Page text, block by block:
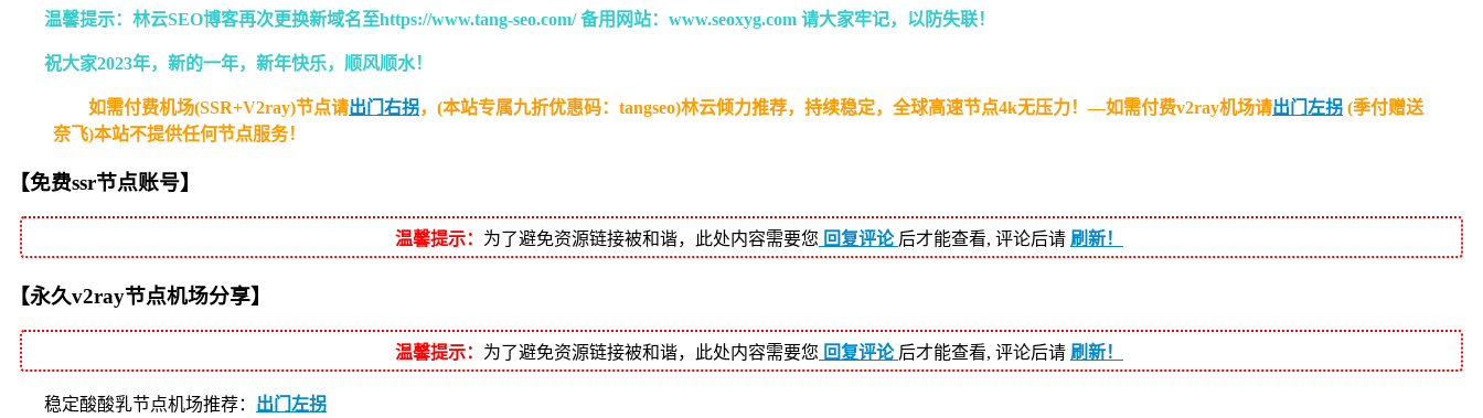
温馨提示：林云SEO博客再次更换新域名至https://www.tang-seo.com/ 备用网站：www.seoxyg.com 请大家牢记，以防失联！
祝大家2023年，新的一年，新年快乐，顺风顺水！
如需付费机场(SSR+V2ray)节点请出门右拐，(本站专属九折优惠码：tangseo)林云倾力推荐，持续稳定，全球高速节点4k无压力！—如需付费v2ray机场请出门左拐 (季付赠送
奈飞)本站不提供任何节点服务！
【免费ssr节点账号】
温馨提示： 为了避免资源链接被和谐，此处内容需要您 回复评论 后才能查看, 评论后请 刷新！
【永久v2ray节点机场分享】
温馨提示： 为了避免资源链接被和谐，此处内容需要您 回复评论 后才能查看, 评论后请 刷新！
稳定酸酸乳节点机场推荐： 出门左拐